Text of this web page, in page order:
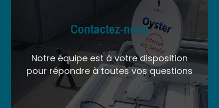
Contactez-nous
Notre équipe est à votre disposition
pour répondre à toutes vos questions